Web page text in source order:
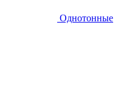
Однотонные